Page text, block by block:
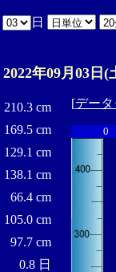
日
2022年09月03日(
210.3 cm
169.5 cm
129.1 cm
138.1 cm
66.4 cm
105.0 cm
97.7 cm
0.8 日
[デー
0